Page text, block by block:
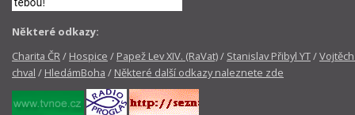
Některé odkazy:
Charita ČR/ Hospice / Papež Lev XIV. (RaVat)/ Stanislav Přibyl YT/
chval / HledámBoha / Některé další odkazy naleznete zde